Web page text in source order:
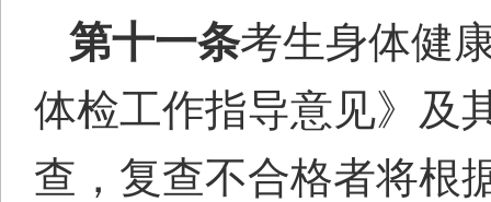
第十一条考生身体健
体检工作指导意见》及
查，复查不合格者将根